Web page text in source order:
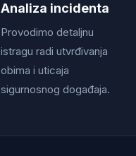
Analiza incidenta
Provodimo detaljnu
istragu radi utvrđivanja
obima i uticaja
sigurnosnog događaja.